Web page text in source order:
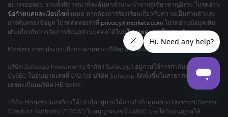
อย่างรอบคอบ รวมทั้งพิจารณาที่จะค้นหาคำแนะนำจากผู้เชี่ยวชาญอิสระ โปรดอ่าน
ข้อกำหนดและเงื่อนไขทั้งหมด หากต้องการร้องเรียนเกี่ยวกับความเป็นส่วนตัวและ
การคุ้มครองข้อมูล โปรดติดต่อเราที่ privacy@markets.com โปรดอ่านข้อมูลเพิ่ม
เติมเกี่ยวกับการจัดการข้อมูลส่วนบุคคลได้ในนโยบายความเป็นส่วนตัวของเรา
Markets.com ประกอบกิจการผ่านทางบริษัทย่อยดังต่อไปนี้:
บริษัท Safecap Investments จำกัด (‘Safecap’) อยู่ภายใต้การกำกับดูแลของ
CySEC ใบอนุญาตเลขที่ 092/08 บริษัท Safecap จัดตั้งขึ้นในสาธารณรัฐไซปรัส์
เลขทะเบียนบริษัท ΗΕ186196.
บริษัท Markets (แอฟริกาใต้) จำกัดอยู่ภายใต้การกำกับดูแลของ Financial Sector
Conduct Authority (“FSCA”) ใบอนุญาตเลขที่ 46860 และได้รับอนุญาตให้